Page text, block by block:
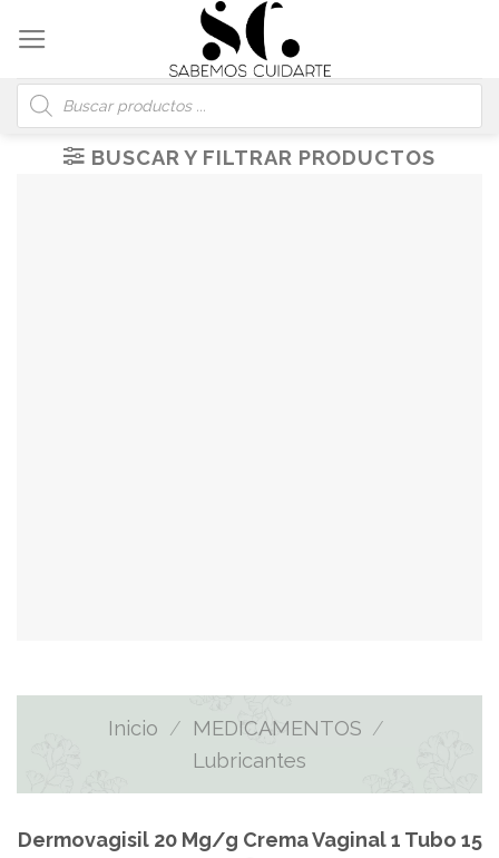
content
Búsqueda
de
productos
BUSCAR Y FILTRAR PRODUCTOS
Inicio / MEDICAMENTOS /
Lubricantes
Dermovagisil 20 Mg/g Crema Vaginal 1 Tubo 15